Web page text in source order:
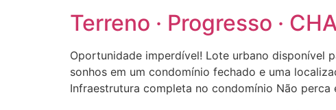
Terreno · Progresso ·
Oportunidade imperdível! Lote urbano disponível
sonhos em um condomínio fechado e uma
Infraestrutura completa no condomínio Não